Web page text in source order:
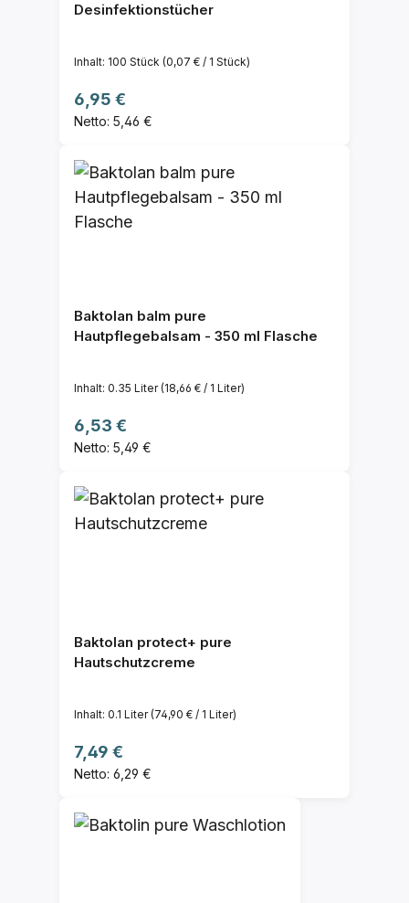
Desinfektionstücher
Inhalt: 100 Stück (0,07 € / 1 Stück)
Regulärer Preis:
6,95 €
Netto: 5,46 €
Baktolan balm pure
Hautpflegebalsam - 350 ml Flasche
Inhalt: 0.35 Liter(18,66 € / 1 Liter)
Regulärer Preis:
6,53 €
Netto: 5,49 €
Baktolan protect+ pure
Hautschutzcreme
Inhalt: 0.1 Liter(74,90 € / 1 Liter)
Regulärer Preis:
7,49 €
Netto: 6,29 €